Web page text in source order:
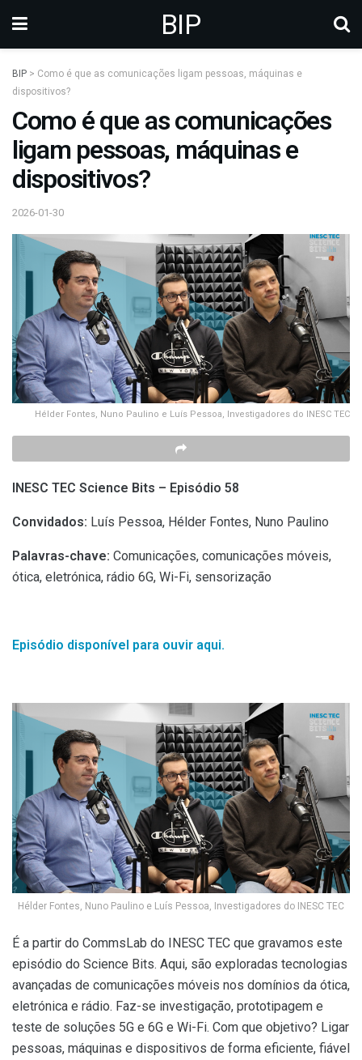
BIP
BIP > Como é que as comunicações ligam pessoas, máquinas e
dispositivos?
Como é que as comunicações
ligam pessoas, máquinas e
dispositivos?
2026-01-30
Hélder Fontes, Nuno Paulino e Luís Pessoa, Investigadores do INESC TEC
INESC TEC Science Bits – Episódio 58
Convidados: Luís Pessoa, Hélder Fontes, Nuno Paulino
Palavras-chave: Comunicações, comunicações móveis,
ótica, eletrónica, rádio 6G, Wi-Fi, sensorização
Episódio disponível para ouvir aqui.
Hélder Fontes, Nuno Paulino e Luís Pessoa, Investigadores do INESC TEC
É a partir do CommsLab do INESC TEC que gravamos este
episódio do Science Bits. Aqui, são exploradas tecnologias
avançadas de comunicações móveis nos domínios da ótica,
eletrónica e rádio. Faz-se investigação, prototipagem e
teste de soluções 5G e 6G e Wi-Fi. Com que objetivo? Ligar
pessoas, máquinas e dispositivos de forma eficiente, fiável